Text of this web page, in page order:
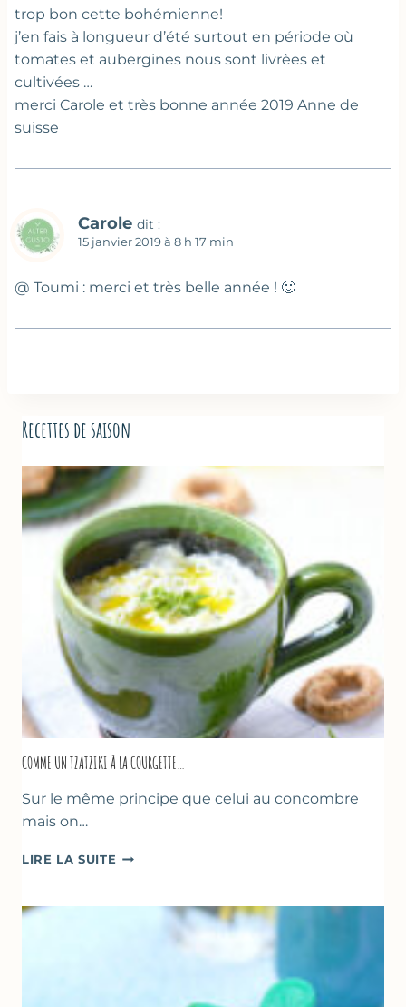
trop bon cette bohémienne!
j’en fais à longueur d’été surtout en période où
tomates et aubergines nous sont livrèes et
cultivées …
merci Carole et très bonne année 2019 Anne de
suisse
Carole dit :
15 janvier 2019 à 8 h 17 min
@ Toumi : merci et très belle année ! 🙂
Recettes de saison
COMME UN TZATZIKI À LA COURGETTE…
Sur le même principe que celui au concombre
mais on…
LIRE LA SUITE COMME
À
COURGETTE…